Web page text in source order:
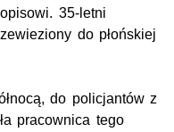
35-letni
do płońskiej
do policjantów z
pracownica tego